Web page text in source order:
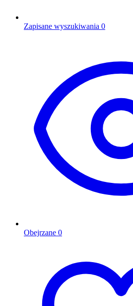
Zapisane wyszukiwania 0
Obejrzane 0